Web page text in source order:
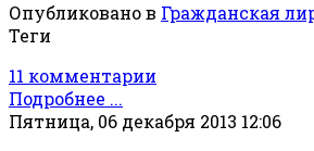
Опубликовано в Гражданская
Теги
11 комментарии
Подробнее ...
Пятница, 06 декабря 2013 12:06